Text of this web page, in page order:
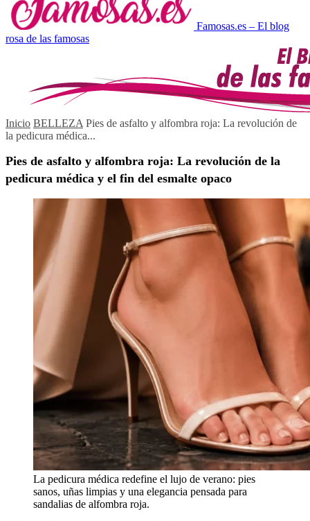
Famosas.es – El blog
rosa de las famosas
Inicio BELLEZA Pies de asfalto y alfombra roja: La revolución de
la pedicura médica...
Pies de asfalto y alfombra roja: La revolución de la
pedicura médica y el fin del esmalte opaco
La pedicura médica redefine el lujo de verano: pies
sanos, uñas limpias y una elegancia pensada para
sandalias de alfombra roja.